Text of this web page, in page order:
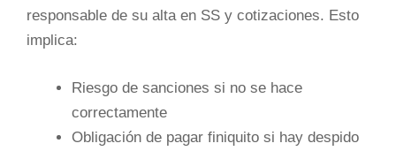
responsable de su alta en SS y cotizaciones. Esto
implica:
Riesgo de sanciones si no se hace
correctamente
Obligación de pagar finiquito si hay despido